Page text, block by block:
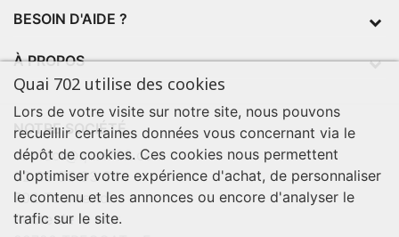
BESOIN D'AIDE ?
À PROPOS
NOTRE SOCIÉTÉ
contact@quai702.com
02 98 55 93 94
702 Tourne-Ici
Route de la mer
Quai 702 utilise des cookies
Lors de votre visite sur notre site, nous pouvons
recueillir certaines données vous concernant via le
dépôt de cookies. Ces cookies nous permettent
d'optimiser votre expérience d'achat, de personnaliser
le contenu et les annonces ou encore d'analyser le
trafic sur le site.